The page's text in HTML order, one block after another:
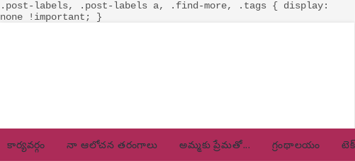
.post-labels, .post-labels a, .find-more, .tags { display:
none !important; }
కార్యవర్గం నా ఆలోచన తరంగాలు అమ్మకు ప్రేమతో... గ్రంథాలయం